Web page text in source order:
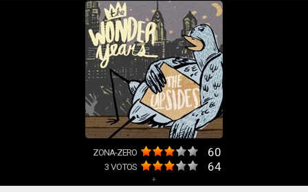
ZONA-ZERO 60
3VOTOS 64
+